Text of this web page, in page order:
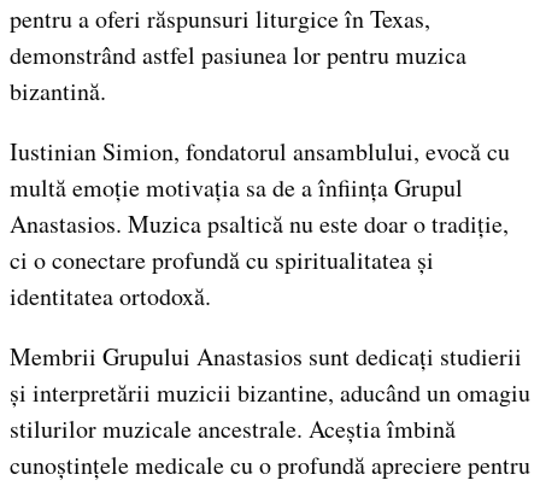
pentru a oferi răspunsuri liturgice în Texas,
demonstrând astfel pasiunea lor pentru muzica
bizantină.
Iustinian Simion, fondatorul ansamblului, evocă cu
multă emoție motivația sa de a înființa Grupul
Anastasios. Muzica psaltică nu este doar o tradiție,
ci o conectare profundă cu spiritualitatea și
identitatea ortodoxă.
Membrii Grupului Anastasios sunt dedicați studierii
și interpretării muzicii bizantine, aducând un omagiu
stilurilor muzicale ancestrale. Aceștia îmbină
cunoștințele medicale cu o profundă apreciere pentru